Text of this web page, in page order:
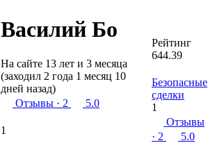
Василий Бо
На сайте 13 лет и 3 месяца
(заходил 2 года 1 месяц 10
дней назад)
Отзывы · 2 5.0
1
Рейтинг
644.39
Безопасные
сделки
1
Отзывы
· 2
5.0